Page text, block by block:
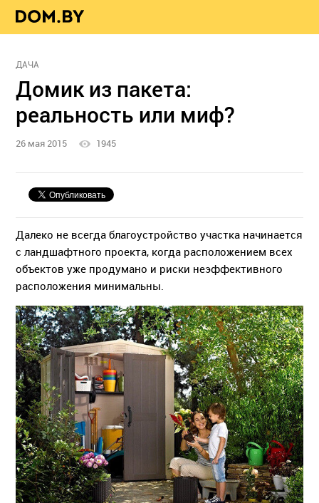
ДАЧА
Домик из пакета:
реальность или миф?
26 мая 2015 1945
Далеко не всегда благоустройство участка начинается
с ландшафтного проекта, когда расположением всех
объектов уже продумано и риски неэффективного
расположения минимальны.